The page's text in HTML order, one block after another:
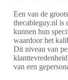
Een van de
thecableguy.nl is
kunnen hun
waardoor het
Dit niveau van
van een